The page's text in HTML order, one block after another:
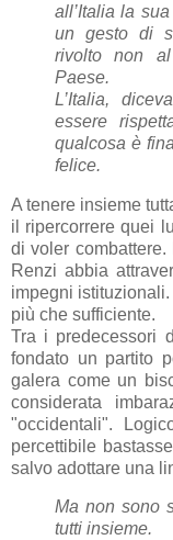
all’Italia la
un gesto di
rivolto non
Paese.
L’Italia,
essere
qualcosa è
felice.
A tenere insieme
il ripercorrere quei
di voler
Renzi abbia
impegni
più che sufficiente.
Tra i predecessori
fondato un partito
galera come un
considerata
"occidentali".
percettibile
salvo adottare una
Ma non sono
tutti insieme.